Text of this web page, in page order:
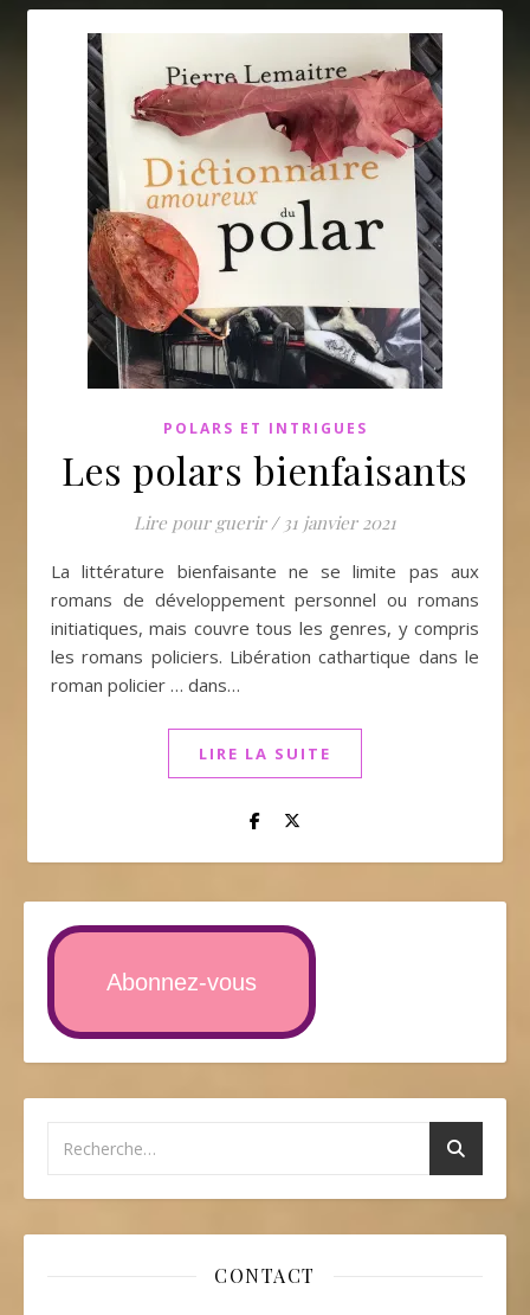
POLARS ET INTRIGUES
Les polars bienfaisants
Lire pour guerir / 31 janvier 2021
La littérature bienfaisante ne se limite pas aux
romans de développement personnel ou romans
initiatiques, mais couvre tous les genres, y compris
les romans policiers. Libération cathartique dans le
roman policier … dans…
LIRE LA SUITE
Abonnez-vous
CONTACT